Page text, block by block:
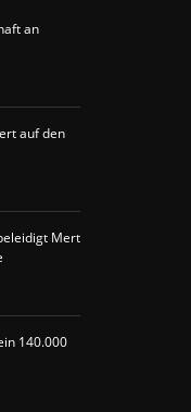
an
auf den
Mert
140.000